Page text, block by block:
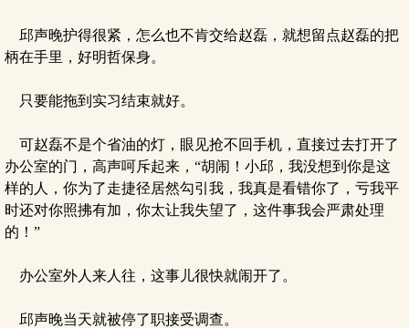
邱声晚护得很紧，怎么也不肯交给赵磊，就想留点赵磊的把
柄在手里，好明哲保身。
只要能拖到实习结束就好。
可赵磊不是个省油的灯，眼见抢不回手机，直接过去打开了
办公室的门，高声呵斥起来，“胡闹！小邱，我没想到你是这
样的人，你为了走捷径居然勾引我，我真是看错你了，亏我平
时还对你照拂有加，你太让我失望了，这件事我会严肃处理
的！”
办公室外人来人往，这事儿很快就闹开了。
邱声晚当天就被停了职接受调查。